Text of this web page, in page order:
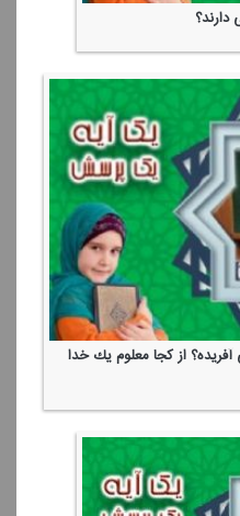
آفریده؟ از كجا معلوم یك خدا